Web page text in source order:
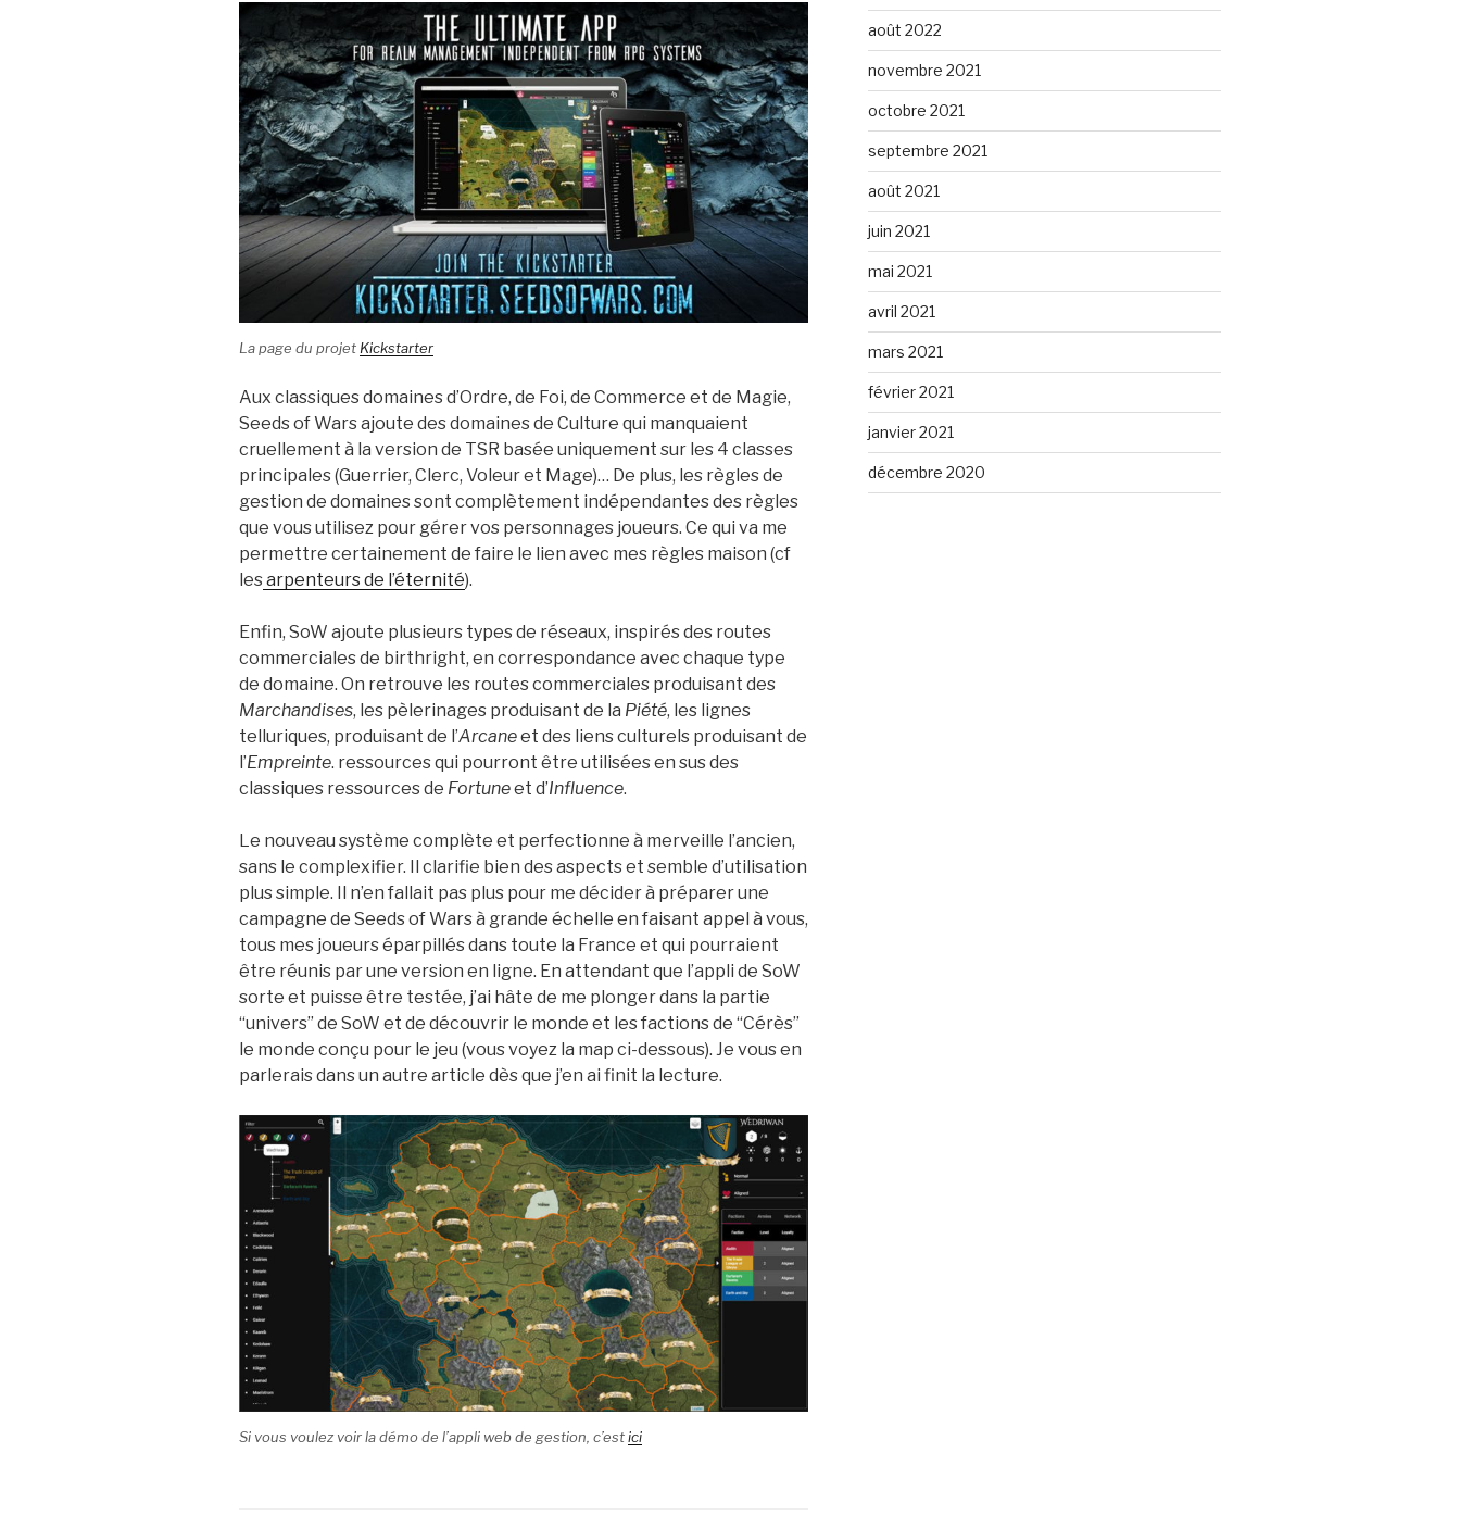
La page du projet Kickstarter
Aux classiques domaines d’Ordre, de Foi, de Commerce et de Magie,
Seeds of Wars ajoute des domaines de Culture qui manquaient
cruellement à la version de TSR basée uniquement sur les 4 classes
principales (Guerrier, Clerc, Voleur et Mage)… De plus, les règles de
gestion de domaines sont complètement indépendantes des règles
que vous utilisez pour gérer vos personnages joueurs. Ce qui va me
permettre certainement de faire le lien avec mes règles maison (cf
lesarpenteurs de l’éternité).
Enfin, SoW ajoute plusieurs types de réseaux, inspirés des routes
commerciales de birthright, en correspondance avec chaque type
de domaine. On retrouve les routes commerciales produisant des
Marchandises, les pèlerinages produisant de la Piété, les lignes
telluriques, produisant de l’Arcaneet des liens culturels produisant de
l’Empreinte. ressources qui pourront être utilisées en sus des
classiques ressources de Fortuneet d’Influence.
Le nouveau système complète et perfectionne à merveille l’ancien,
sans le complexifier. Il clarifie bien des aspects et semble d’utilisation
plus simple. Il n’en fallait pas plus pour me décider à préparer une
campagne de Seeds of Wars à grande échelle en faisant appel à vous,
tous mes joueurs éparpillés dans toute la France et qui pourraient
être réunis par une version en ligne. En attendant que l’appli de SoW
sorte et puisse être testée, j’ai hâte de me plonger dans la partie
“univers” de SoW et de découvrir le monde et les factions de “Cérès”
le monde conçu pour le jeu (vous voyez la map ci-dessous). Je vous en
parlerais dans un autre article dès que j’en ai finit la lecture.
Si vous voulez voir la démo de l’appli web de gestion, c’estici
août 2022
novembre 2021
octobre 2021
septembre 2021
août 2021
juin 2021
mai 2021
avril 2021
mars 2021
février 2021
janvier 2021
décembre 2020